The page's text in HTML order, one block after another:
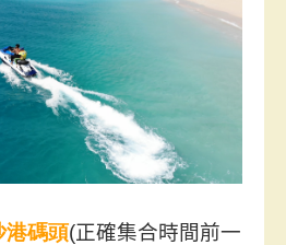
租車專區
花火資訊
景點介紹
港碼頭(正確集合時間前一